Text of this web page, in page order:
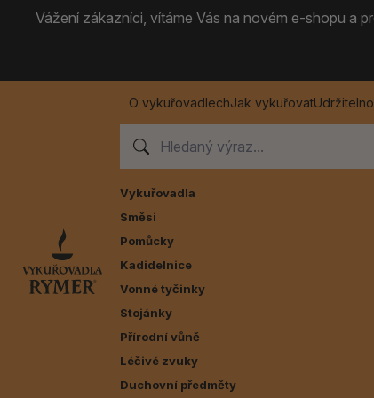
Vážení zákazníci, vítáme Vás na novém e-shopu a
O vykuřovadlechJak vykuřovat
Vykuřovadla
Směsi
Pomůcky
Kadidelnice
Vonné tyčinky
Stojánky
Přírodní vůně
Léčivé zvuky
Duchovní předměty